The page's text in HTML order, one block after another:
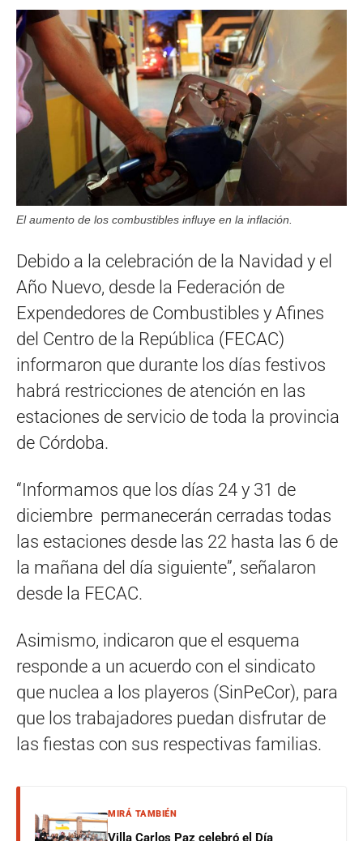
El aumento de los combustibles influye en la inflación.
Debido a la celebración de la Navidad y el
Año Nuevo, desde la Federación de
Expendedores de Combustibles y Afines
del Centro de la República (FECAC)
informaron que durante los días festivos
habrá restricciones de atención en las
estaciones de servicio de toda la provincia
de Córdoba.
“Informamos que los días 24 y 31 de
diciembre permanecerán cerradas todas
las estaciones desde las 22 hasta las 6 de
la mañana del día siguiente”, señalaron
desde la FECAC.
Asimismo, indicaron que el esquema
responde a un acuerdo con el sindicato
que nuclea a los playeros (SinPeCor), para
que los trabajadores puedan disfrutar de
las fiestas con sus respectivas familias.
MIRÁ TAMBIÉN
Villa Carlos Paz celebró el Día